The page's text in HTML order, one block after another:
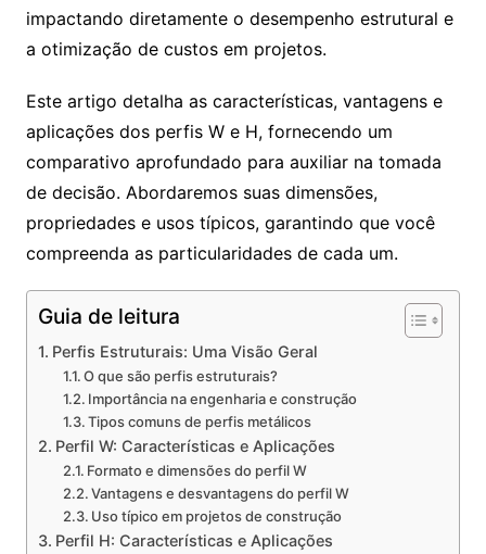
impactando diretamente o desempenho estrutural e
a otimização de custos em projetos.
Este artigo detalha as características, vantagens e
aplicações dos perfis W e H, fornecendo um
comparativo aprofundado para auxiliar na tomada
de decisão. Abordaremos suas dimensões,
propriedades e usos típicos, garantindo que você
compreenda as particularidades de cada um.
Guia de leitura
Perfis Estruturais: Uma Visão Geral
O que são perfis estruturais?
Importância na engenharia e construção
Tipos comuns de perfis metálicos
Perfil W: Características e Aplicações
Formato e dimensões do perfil W
Vantagens e desvantagens do perfil W
Uso típico em projetos de construção
Perfil H: Características e Aplicações